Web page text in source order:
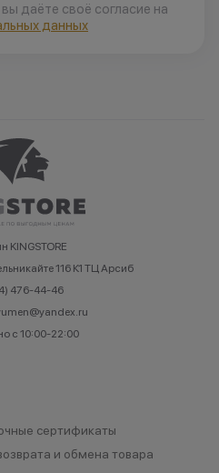
даёте своё согласие на
данных
KINGSTORE
116 К1 ТЦ Арсиб
476-44-46
с 10:00-22:00
сертификаты
и обмена товара